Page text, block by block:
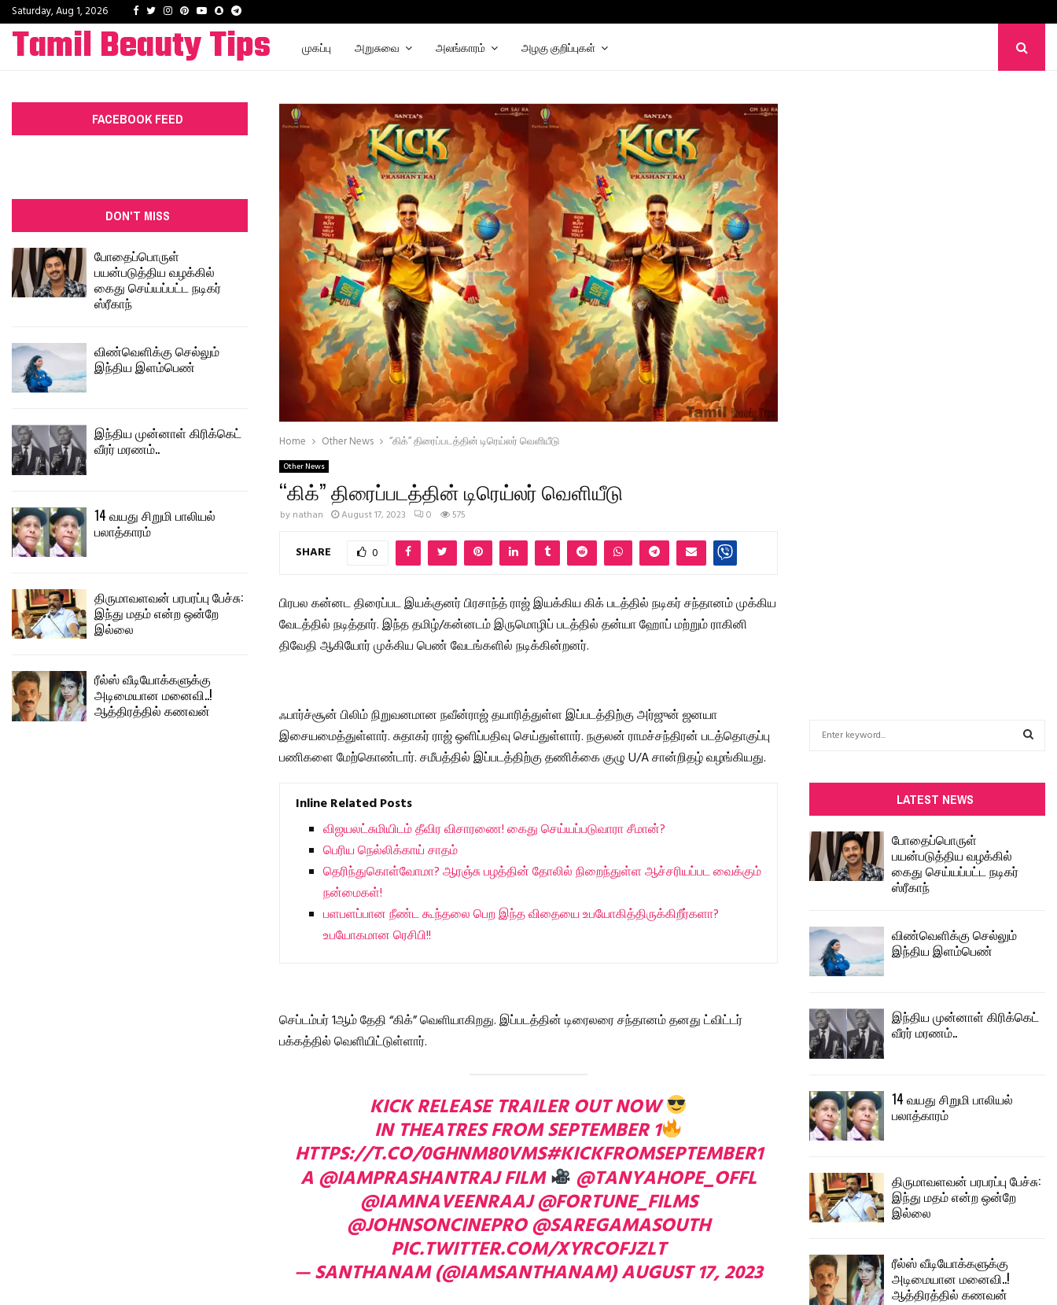
Saturday, Aug 1, 2026 Facebook
TwitterInstagram
PinterestYoutube
SnapchatTelegram
Tamil Beauty Tips முகப்பு அறுசுவை அலங்காரம் அழகு குறிப்புகள்
Home Other News “கிக்” திரைப்படத்தின் டிரெய்லர் வெளியீடு
Other News
“கிக்” திரைப்படத்தின் டிரெய்லர் வெளியீடு
by nathan August 17, 2023 0 575
SHARE 0
பிரபல கன்னட திரைப்பட இயக்குனர் பிரசாந்த் ராஜ் இயக்கிய கிக் படத்தில் நடிகர் சந்தானம் முக்கிய
வேடத்தில் நடித்தார். இந்த தமிழ்/கன்னடம் இருமொழிப் படத்தில் தன்யா ஹோப் மற்றும் ராகினி
திவேதி ஆகியோர் முக்கிய பெண் வேடங்களில் நடிக்கின்றனர்.
ஃபார்ச்சூன் பிலிம் நிறுவனமான நவீன்ராஜ் தயாரித்துள்ள இப்படத்திற்கு அர்ஜுன் ஜனயா
இசையமைத்துள்ளார். சுதாகர் ராஜ் ஒளிப்பதிவு செய்துள்ளார். நகுலன் ராமச்சந்திரன் படத்தொகுப்பு
பணிகளை மேற்கொண்டார். சமீபத்தில் இப்படத்திற்கு தணிக்கை குழு U/A சான்றிதழ் வழங்கியது.
Inline Related Posts
விஜயலட்சுமியிடம் தீவிர விசாரணை! கைது செய்யப்படுவாரா சீமான்?
பெரிய நெல்லிக்காய் சாதம்
தெரிந்துகொள்வோமா? ஆரஞ்சு பழத்தின் தோலில் நிறைந்துள்ள ஆச்சரியப்பட வைக்கும்
நன்மைகள்!
பளபளப்பான நீண்ட கூந்தலை பெற இந்த விதையை உபயோகித்திருக்கிறீர்களா?
உபயோகமான ரெசிபி!!
செப்டம்பர் 1ஆம் தேதி “கிக்” வெளியாகிறது. இப்படத்தின் டிரைலரை சந்தானம் தனது ட்விட்டர்
பக்கத்தில் வெளியிட்டுள்ளார்.
KICK RELEASE TRAILER OUT NOW
IN THEATRES FROM SEPTEMBER 1
HTTPS://T.CO/0GHNM80VMS#KICKFROMSEPTEMBER1
A @IAMPRASHANTRAJFILM @TANYAHOPE_OFFL
@IAMNAVEENRAAJ@FORTUNE_FILMS
@JOHNSONCINEPRO@SAREGAMASOUTH
PIC.TWITTER.COM/XYRCOFJZLT
— SANTHANAM (@IAMSANTHANAM)AUGUST 17, 2023
FACEBOOK FEED
DON'T MISS
போதைப்பொருள்
பயன்படுத்திய வழக்கில்
கைது செய்யப்பட்ட நடிகர்
ஸ்ரீகாந்
விண்வெளிக்கு செல்லும்
இந்திய இளம்பெண்
இந்திய முன்னாள் கிரிக்கெட்
வீரர் மரணம்..
14 வயது சிறுமி பாலியல்
பலாத்காரம்
திருமாவளவன் பரபரப்பு பேச்சு:
இந்து மதம் என்ற ஒன்றே
இல்லை
ரீல்ஸ் வீடியோக்களுக்கு
அடிமையான மனைவி..!
ஆத்திரத்தில் கணவன்
f
o
r
:
LATEST NEWS
போதைப்பொருள்
பயன்படுத்திய வழக்கில்
கைது செய்யப்பட்ட நடிகர்
ஸ்ரீகாந்
விண்வெளிக்கு செல்லும்
இந்திய இளம்பெண்
இந்திய முன்னாள் கிரிக்கெட்
வீரர் மரணம்..
14 வயது சிறுமி பாலியல்
பலாத்காரம்
திருமாவளவன் பரபரப்பு பேச்சு:
இந்து மதம் என்ற ஒன்றே
இல்லை
ரீல்ஸ் வீடியோக்களுக்கு
அடிமையான மனைவி..!
ஆத்திரத்தில் கணவன்